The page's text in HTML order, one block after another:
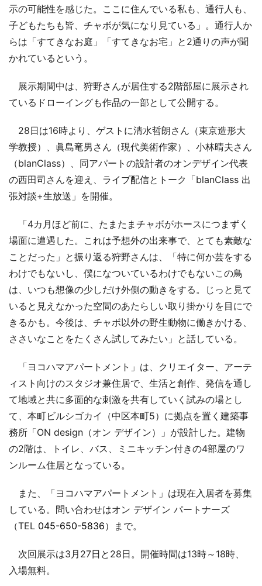
示の可能性を感じた。ここに住んでいる私も、通行人も、
子どもたちも皆、チャボが気になり見ている」。通行人か
らは「すてきなお庭」「すてきなお宅」と2通りの声が聞
かれているという。
展示期間中は、狩野さんが居住する2階部屋に展示され
ているドローイングも作品の一部として公開する。
28日は16時より、ゲストに清水哲朗さん（東京造形大
学教授）、眞島竜男さん（現代美術作家）、小林晴夫さん
（blanClass）、同アパートの設計者のオンデザイン代表
の西田司さんを迎え、ライブ配信とトーク「blanClass 出
張対談+生放送」を開催。
「4カ月ほど前に、たまたまチャボがホースにつまずく
場面に遭遇した。これは予想外の出来事で、とても素敵な
ことだった」と振り返る狩野さんは、「特に何か芸をする
わけでもないし、僕になついているわけでもないこの鳥
は、いつも想像の少しだけ外側の動きをする。じっと見て
いると見えなかった空間のあたらしい取り掛かりを目にで
きるかも。今後は、チャボ以外の野生動物に働きかける、
ささいなことをたくさん試してみたい」と話している。
「ヨコハマアパートメント」は、クリエイター、アーテ
ィスト向けのスタジオ兼住居で、生活と創作、発信を通し
て地域と共に多面的な刺激を共有していく試みの場とし
て、本町ビルシゴカイ（中区本町5）に拠点を置く建築事
務所「ON design（オン デザイン）」が設計した。建物
の2階は、トイレ、バス、ミニキッチン付きの4部屋のワ
ンルーム住居となっている。
また、「ヨコハマアパートメント」は現在入居者を募集
している。問い合わせはオン デザイン パートナーズ
（TEL 045-650-5836）まで。
次回展示は3月27日と28日。開催時間は13時～18時、
入場無料。